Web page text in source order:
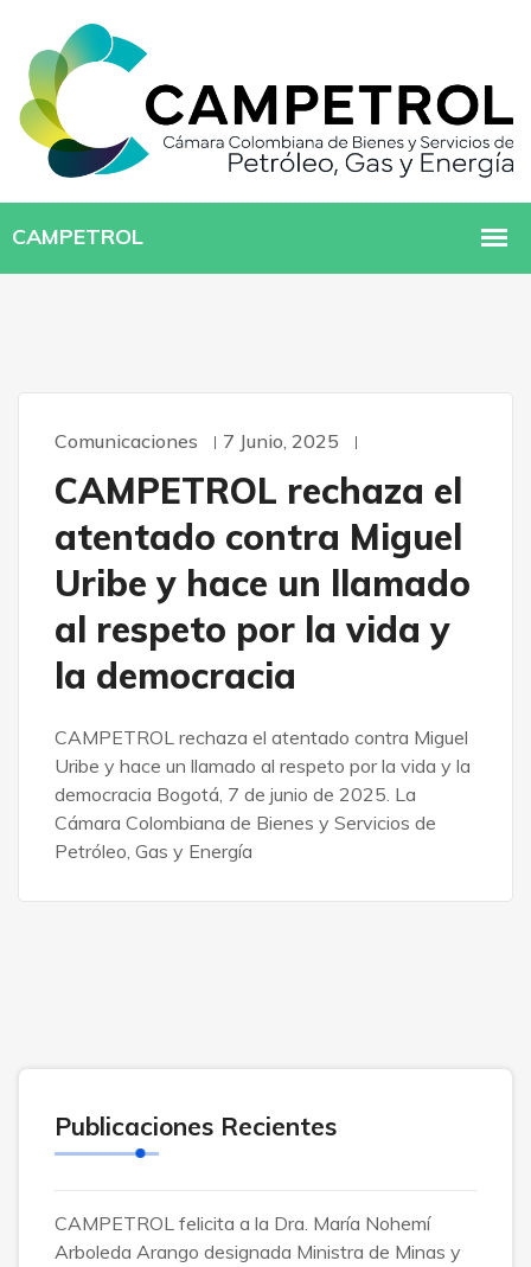
Comunicaciones 7 Junio, 2025
CAMPETROL rechaza el
atentado contra Miguel
Uribe y hace un llamado
al respeto por la vida y
la democracia
CAMPETROL rechaza el atentado contra Miguel
Uribe y hace un llamado al respeto por la vida y la
democracia Bogotá, 7 de junio de 2025. La
Cámara Colombiana de Bienes y Servicios de
Petróleo, Gas y Energía
Publicaciones Recientes
CAMPETROL felicita a la Dra. María Nohemí
Arboleda Arango designada Ministra de Minas y